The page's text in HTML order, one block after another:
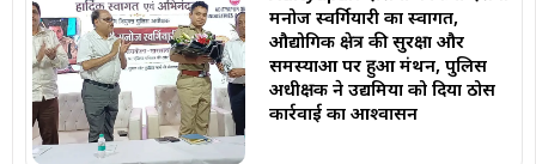
मनोज स्वर्गियारी का स्वागत,
औद्योगिक क्षेत्र की सुरक्षा और
समस्याओं पर हुआ मंथन, पुलिस
अधीक्षक ने उद्यमियों को दिया ठोस
कार्रवाई का आश्वासन